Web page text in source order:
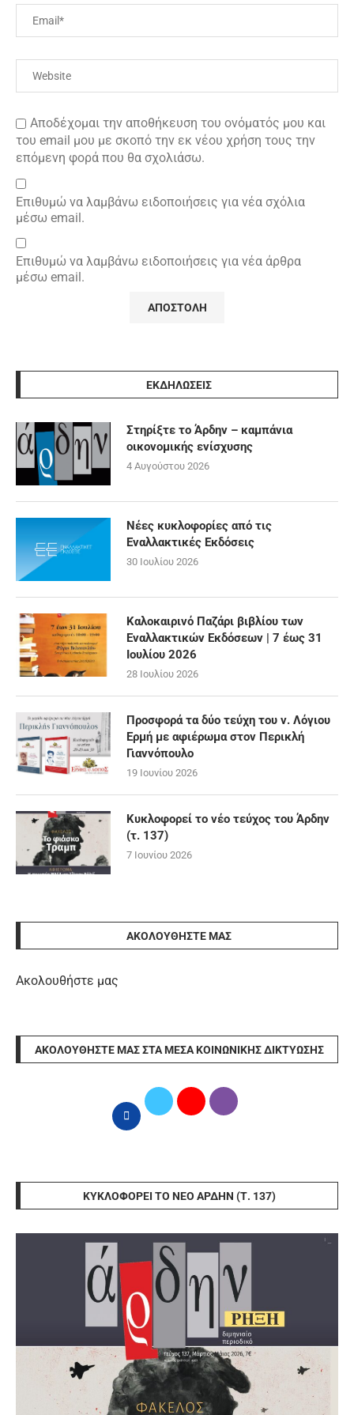
Αποδέχομαι την αποθήκευση του ονόματός μου και
του email μου με σκοπό την εκ νέου χρήση τους την
επόμενη φορά που θα σχολιάσω.
Επιθυμώ να λαμβάνω ειδοποιήσεις για νέα σχόλια
μέσω email.
Επιθυμώ να λαμβάνω ειδοποιήσεις για νέα άρθρα
μέσω email.
ΕΚΔΗΛΩΣΕΙΣ
Στηρίξτε το Άρδην – καμπάνια
οικονομικής ενίσχυσης
4 Αυγούστου 2026
Νέες κυκλοφορίες από τις
Εναλλακτικές Εκδόσεις
30 Ιουλίου 2026
Καλοκαιρινό Παζάρι βιβλίου των
Εναλλακτικών Εκδόσεων | 7 έως 31
Ιουλίου 2026
28 Ιουλίου 2026
Προσφορά τα δύο τεύχη του ν. Λόγιου
Ερμή με αφιέρωμα στον Περικλή
Γιαννόπουλο
19 Ιουνίου 2026
Κυκλοφορεί το νέο τεύχος του Άρδην
(τ. 137)
7 Ιουνίου 2026
ΑΚΟΛΟΥΘΉΣΤΕ ΜΑΣ
Ακολουθήστε μας
ΑΚΟΛΟΥΘΉΣΤΕ ΜΑΣ ΣΤΑ ΜΈΣΑ ΚΟΙΝΩΝΙΚΉΣ ΔΙΚΤΎΩΣΗΣ
ΚΥΚΛΟΦΟΡΕΊ ΤΟ ΝΈΟ ΆΡΔΗΝ (Τ. 137)